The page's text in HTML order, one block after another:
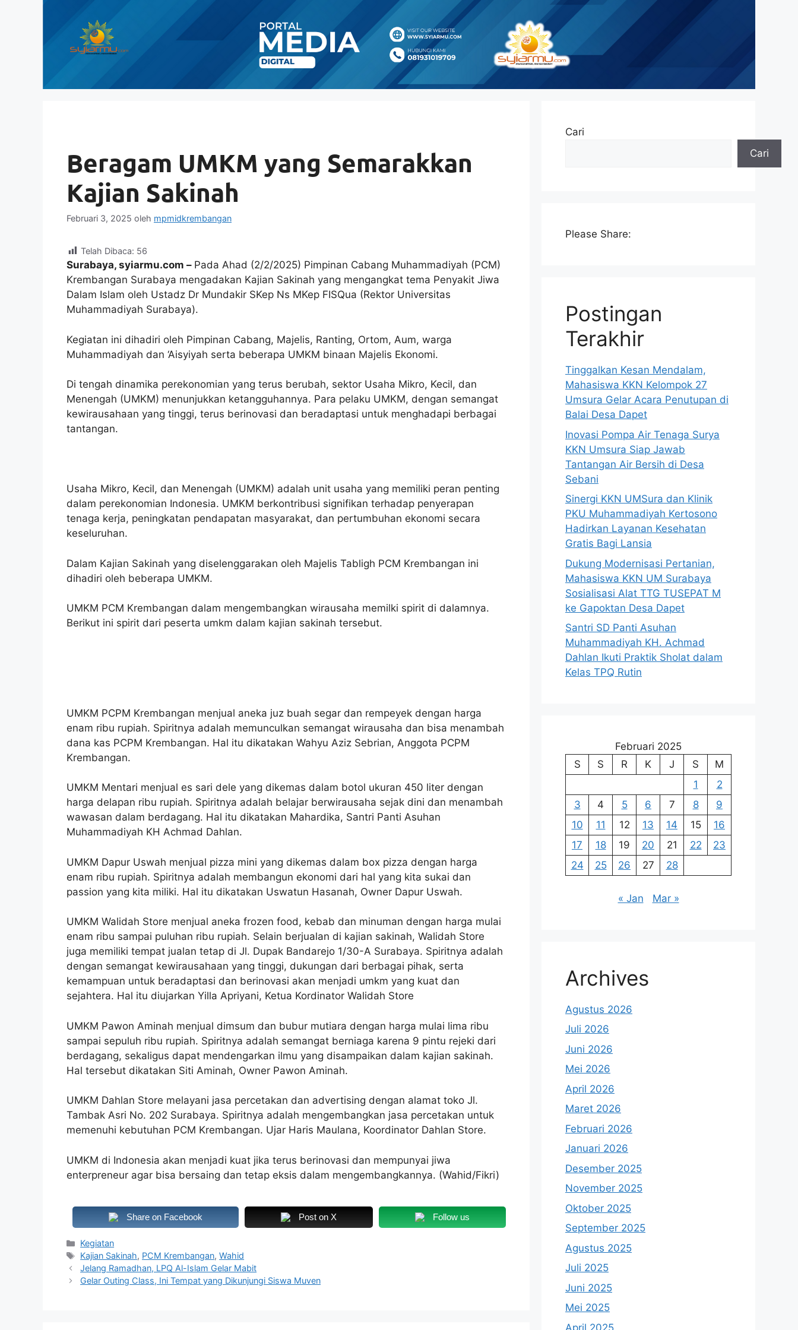
Beragam UMKM yang Semarakkan
Kajian Sakinah
Februari 3, 2025 oleh mpmidkrembangan
Telah Dibaca: 56
Surabaya, syiarmu.com – Pada Ahad (2/2/2025) Pimpinan Cabang Muhammadiyah (PCM)
Krembangan Surabaya mengadakan Kajian Sakinah yang mengangkat tema Penyakit Jiwa
Dalam Islam oleh Ustadz Dr Mundakir SKep Ns MKep FISQua (Rektor Universitas
Muhammadiyah Surabaya).
Kegiatan ini dihadiri oleh Pimpinan Cabang, Majelis, Ranting, Ortom, Aum, warga
Muhammadiyah dan ‘Aisyiyah serta beberapa UMKM binaan Majelis Ekonomi.
Di tengah dinamika perekonomian yang terus berubah, sektor Usaha Mikro, Kecil, dan
Menengah (UMKM) menunjukkan ketangguhannya. Para pelaku UMKM, dengan semangat
kewirausahaan yang tinggi, terus berinovasi dan beradaptasi untuk menghadapi berbagai
tantangan.
Usaha Mikro, Kecil, dan Menengah (UMKM) adalah unit usaha yang memiliki peran penting
dalam perekonomian Indonesia. UMKM berkontribusi signifikan terhadap penyerapan
tenaga kerja, peningkatan pendapatan masyarakat, dan pertumbuhan ekonomi secara
keseluruhan.
Dalam Kajian Sakinah yang diselenggarakan oleh Majelis Tabligh PCM Krembangan ini
dihadiri oleh beberapa UMKM.
UMKM PCM Krembangan dalam mengembangkan wirausaha memilki spirit di dalamnya.
Berikut ini spirit dari peserta umkm dalam kajian sakinah tersebut.
UMKM PCPM Krembangan menjual aneka juz buah segar dan rempeyek dengan harga
enam ribu rupiah. Spiritnya adalah memunculkan semangat wirausaha dan bisa menambah
dana kas PCPM Krembangan. Hal itu dikatakan Wahyu Aziz Sebrian, Anggota PCPM
Krembangan.
UMKM Mentari menjual es sari dele yang dikemas dalam botol ukuran 450 liter dengan
harga delapan ribu rupiah. Spiritnya adalah belajar berwirausaha sejak dini dan menambah
wawasan dalam berdagang. Hal itu dikatakan Mahardika, Santri Panti Asuhan
Muhammadiyah KH Achmad Dahlan.
UMKM Dapur Uswah menjual pizza mini yang dikemas dalam box pizza dengan harga
enam ribu rupiah. Spiritnya adalah membangun ekonomi dari hal yang kita sukai dan
passion yang kita miliki. Hal itu dikatakan Uswatun Hasanah, Owner Dapur Uswah.
UMKM Walidah Store menjual aneka frozen food, kebab dan minuman dengan harga mulai
enam ribu sampai puluhan ribu rupiah. Selain berjualan di kajian sakinah, Walidah Store
juga memiliki tempat jualan tetap di Jl. Dupak Bandarejo 1/30-A Surabaya. Spiritnya adalah
dengan semangat kewirausahaan yang tinggi, dukungan dari berbagai pihak, serta
kemampuan untuk beradaptasi dan berinovasi akan menjadi umkm yang kuat dan
sejahtera. Hal itu diujarkan Yilla Apriyani, Ketua Kordinator Walidah Store
UMKM Pawon Aminah menjual dimsum dan bubur mutiara dengan harga mulai lima ribu
sampai sepuluh ribu rupiah. Spiritnya adalah semangat berniaga karena 9 pintu rejeki dari
berdagang, sekaligus dapat mendengarkan ilmu yang disampaikan dalam kajian sakinah.
Hal tersebut dikatakan Siti Aminah, Owner Pawon Aminah.
UMKM Dahlan Store melayani jasa percetakan dan advertising dengan alamat toko Jl.
Tambak Asri No. 202 Surabaya. Spiritnya adalah mengembangkan jasa percetakan untuk
memenuhi kebutuhan PCM Krembangan. Ujar Haris Maulana, Koordinator Dahlan Store.
UMKM di Indonesia akan menjadi kuat jika terus berinovasi dan mempunyai jiwa
enterpreneur agar bisa bersaing dan tetap eksis dalam mengembangkannya. (Wahid/Fikri)
Share on Facebook Post on X Follow us
Kategori
Kegiatan
Tag
Kajian Sakinah, PCM Krembangan,Wahid
Jelang Ramadhan, LPQ Al-Islam Gelar Mabit
Gelar Outing Class, Ini Tempat yang Dikunjungi Siswa Muven
Cari
Cari
Please Share:
Postingan
Terakhir
Tinggalkan Kesan Mendalam,
Mahasiswa KKN Kelompok 27
Umsura Gelar Acara Penutupan di
Balai Desa Dapet
Inovasi Pompa Air Tenaga Surya
KKN Umsura Siap Jawab
Tantangan Air Bersih di Desa
Sebani
Sinergi KKN UMSura dan Klinik
PKU Muhammadiyah Kertosono
Hadirkan Layanan Kesehatan
Gratis Bagi Lansia
Dukung Modernisasi Pertanian,
Mahasiswa KKN UM Surabaya
Sosialisasi Alat TTG TUSEPAT M
ke Gapoktan Desa Dapet
Santri SD Panti Asuhan
Muhammadiyah KH. Achmad
Dahlan Ikuti Praktik Sholat dalam
Kelas TPQ Rutin
Februari 2025
S
S R K J S
M
1
2
3
4 5 6 7 8
9
10
11 12 13 14 15
16
17
18 19 20 21 22
23
24
25 26 27 28
« Jan Mar »
Archives
Agustus 2026
Juli 2026
Juni 2026
Mei 2026
April 2026
Maret 2026
Februari 2026
Januari 2026
Desember 2025
November 2025
Oktober 2025
September 2025
Agustus 2025
Juli 2025
Juni 2025
Mei 2025
April 2025